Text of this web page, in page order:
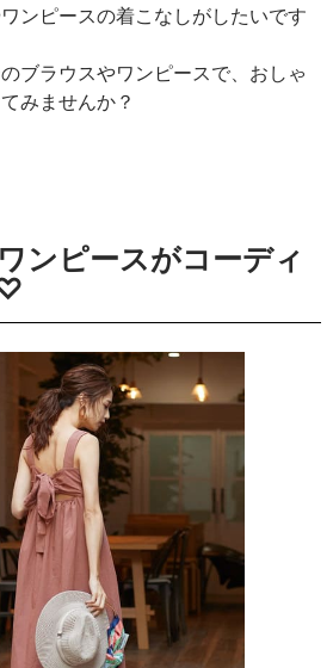
ンピースの着こなしがしたいです
ブラウスやワンピースで、おしゃ
みませんか？
ンピースがコーディ